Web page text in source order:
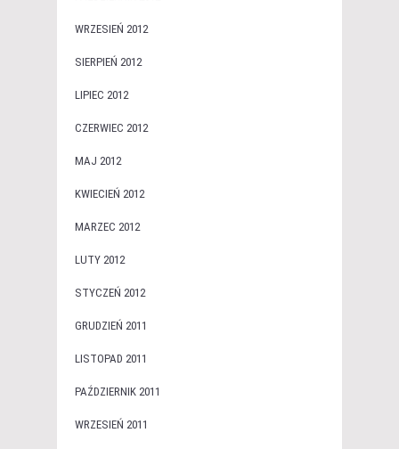
WRZESIEŃ 2012
SIERPIEŃ 2012
LIPIEC 2012
CZERWIEC 2012
MAJ 2012
KWIECIEŃ 2012
MARZEC 2012
LUTY 2012
STYCZEŃ 2012
GRUDZIEŃ 2011
LISTOPAD 2011
PAŹDZIERNIK 2011
WRZESIEŃ 2011